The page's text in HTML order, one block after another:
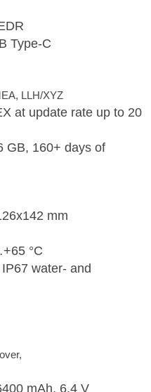
Type-C
LLH/XYZ
at update rate up to 20
GB, 160+ days of
mm
°C
water- and
mAh, 6.4 V